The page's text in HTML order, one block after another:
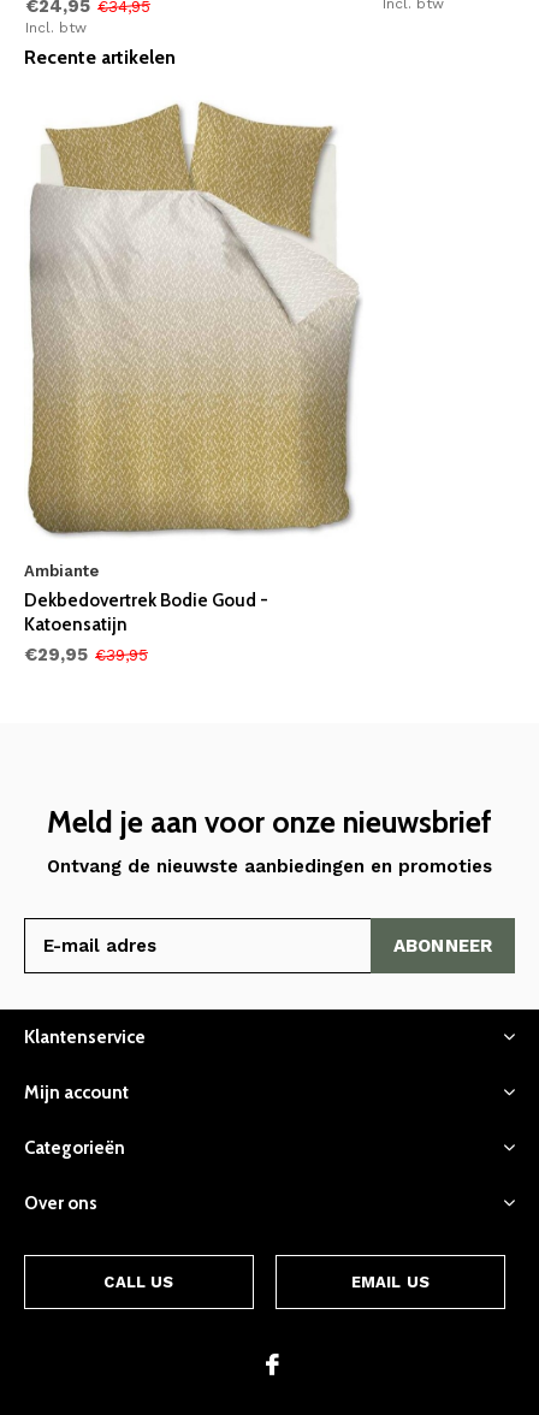
€24,95 €34,95
Incl. btw
Incl. btw
Recente artikelen
Ambiante
Dekbedovertrek Bodie Goud -
Katoensatijn
€29,95 €39,95
Meld je aan voor onze nieuwsbrief
Ontvang de nieuwste aanbiedingen en promoties
ABONNEER
Klantenservice
Mijn account
Categorieën
Over ons
CALL US EMAIL US